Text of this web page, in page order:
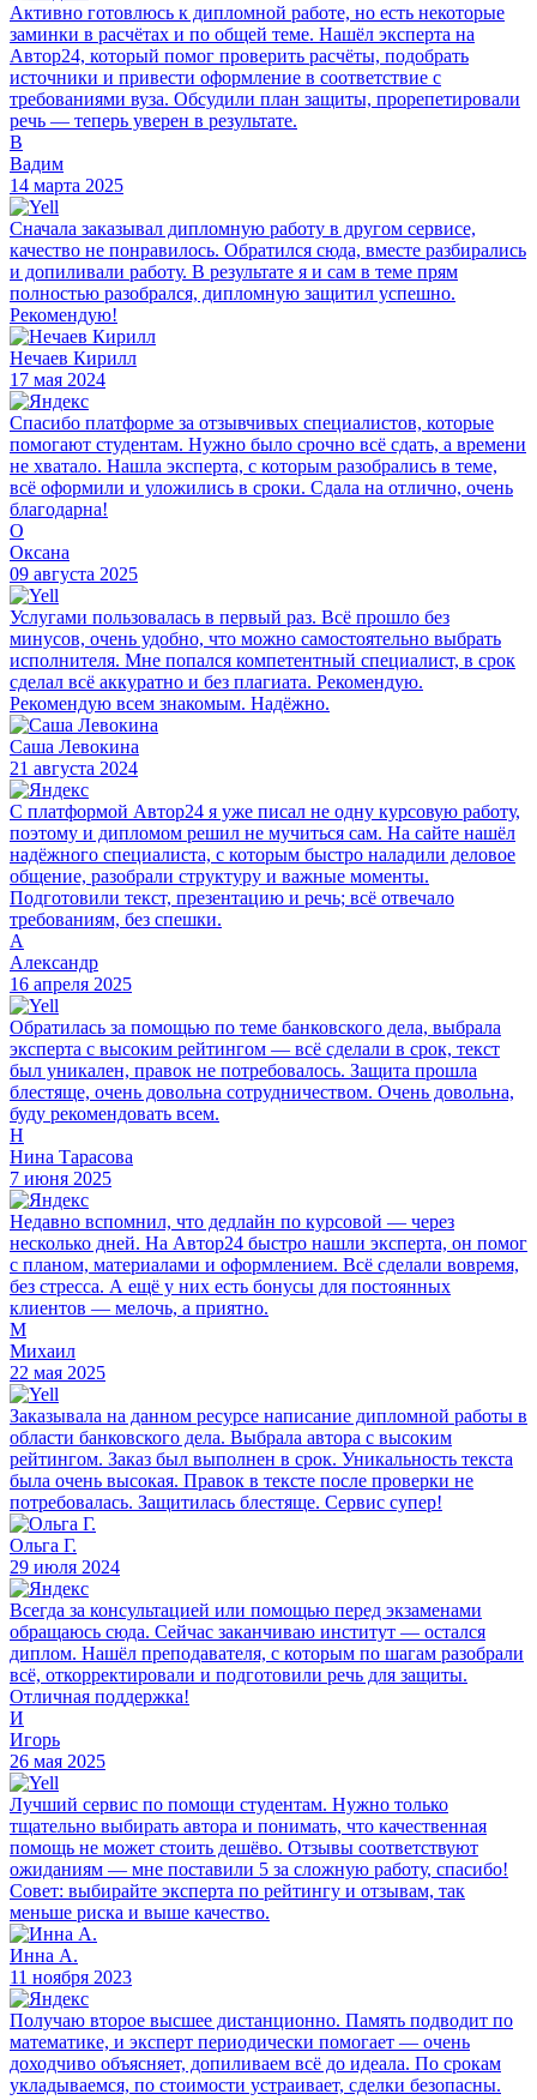
Активно готовлюсь к дипломной работе, но есть некоторые
заминки в расчётах и по общей теме. Нашёл эксперта на
Автор24, который помог проверить расчёты, подобрать
источники и привести оформление в соответствие с
требованиями вуза. Обсудили план защиты, прорепетировали
речь — теперь уверен в результате.
В
Вадим
14 марта 2025
Сначала заказывал дипломную работу в другом сервисе,
качество не понравилось. Обратился сюда, вместе разбирались
и допиливали работу. В результате я и сам в теме прям
полностью разобрался, дипломную защитил успешно.
Рекомендую!
Нечаев Кирилл
17 мая 2024
Спасибо платформе за отзывчивых специалистов, которые
помогают студентам. Нужно было срочно всё сдать, а времени
не хватало. Нашла эксперта, с которым разобрались в теме,
всё оформили и уложились в сроки. Сдала на отлично, очень
благодарна!
О
Оксана
09 августа 2025
Услугами пользовалась в первый раз. Всё прошло без
минусов, очень удобно, что можно самостоятельно выбрать
исполнителя. Мне попался компетентный специалист, в срок
сделал всё аккуратно и без плагиата. Рекомендую.
Рекомендую всем знакомым. Надёжно.
Саша Левокина
21 августа 2024
С платформой Автор24 я уже писал не одну курсовую работу,
поэтому и дипломом решил не мучиться сам. На сайте нашёл
надёжного специалиста, с которым быстро наладили деловое
общение, разобрали структуру и важные моменты.
Подготовили текст, презентацию и речь; всё отвечало
требованиям, без спешки.
А
Александр
16 апреля 2025
Обратилась за помощью по теме банковского дела, выбрала
эксперта с высоким рейтингом — всё сделали в срок, текст
был уникален, правок не потребовалось. Защита прошла
блестяще, очень довольна сотрудничеством. Очень довольна,
буду рекомендовать всем.
Н
Нина Тарасова
7 июня 2025
Недавно вспомнил, что дедлайн по курсовой — через
несколько дней. На Автор24 быстро нашли эксперта, он помог
с планом, материалами и оформлением. Всё сделали вовремя,
без стресса. А ещё у них есть бонусы для постоянных
клиентов — мелочь, а приятно.
М
Михаил
22 мая 2025
Заказывала на данном ресурсе написание дипломной работы в
области банковского дела. Выбрала автора с высоким
рейтингом. Заказ был выполнен в срок. Уникальность текста
была очень высокая. Правок в тексте после проверки не
потребовалась. Защитилась блестяще. Сервис супер!
Ольга Г.
29 июля 2024
Всегда за консультацией или помощью перед экзаменами
обращаюсь сюда. Сейчас заканчиваю институт — остался
диплом. Нашёл преподавателя, с которым по шагам разобрали
всё, откорректировали и подготовили речь для защиты.
Отличная поддержка!
И
Игорь
26 мая 2025
Лучший сервис по помощи студентам. Нужно только
тщательно выбирать автора и понимать, что качественная
помощь не может стоить дешёво. Отзывы соответствуют
ожиданиям — мне поставили 5 за сложную работу, спасибо!
Совет: выбирайте эксперта по рейтингу и отзывам, так
меньше риска и выше качество.
Инна А.
11 ноября 2023
Получаю второе высшее дистанционно. Память подводит по
математике, и эксперт периодически помогает — очень
доходчиво объясняет, допиливаем всё до идеала. По срокам
укладываемся, по стоимости устраивает, сделки безопасны.